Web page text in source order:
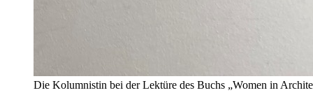
Die Kolumnistin bei der Lektüre des Buchs „Women in